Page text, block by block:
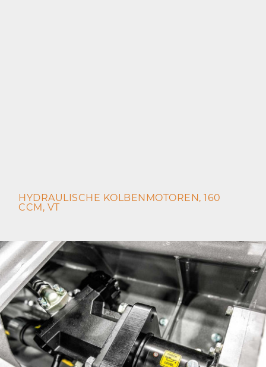
HYDRAULISCHE KOLBENMOTOREN, 160
CCM, VT